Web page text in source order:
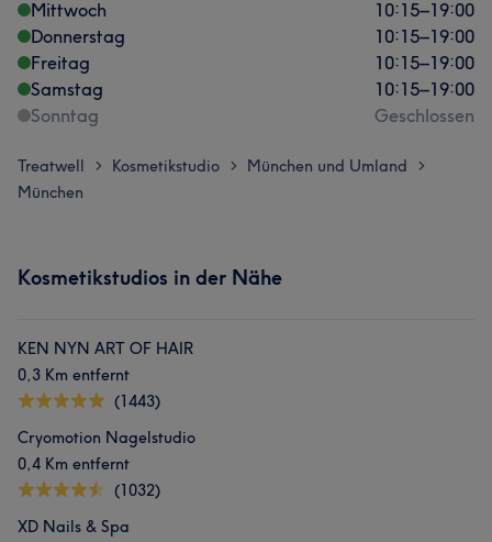
Mittwoch
10:15–19:00
Donnerstag
10:15–19:00
Freitag
10:15–19:00
Samstag
10:15–19:00
Sonntag
Geschlossen
Treatwell > Kosmetikstudio > München und Umland >
München
Kosmetikstudios in der Nähe
KEN NYN ART OF HAIR
0,3 Km entfernt
(1443)
Cryomotion Nagelstudio
0,4 Km entfernt
(1032)
XD Nails & Spa